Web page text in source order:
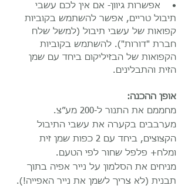
• אפשרות גיוון- אם אין לכם עשבי
תיבול טריים, אפשר להשתמש בקוביות
קפואות של עשבי תיבול (למשל שלח
חברת "דורות"). להשתמש בקוביות
הקפואות של הבזיליקום ביחד עם שמן
הזית והתבלינים.
אופן ההכנה:
מחממם את התנור ל-200 מע״צ.
מערבבים בקערה את עשבי התיבול
הקצוצים, ביחד עם 2 כפות שמן זית
ומלח+ פלפל שחור לפי הטעם.
מניחים את הסלמון על נייר אפיה בתוך
תבנית (לא צריך לשמן את נייר האפייה!).